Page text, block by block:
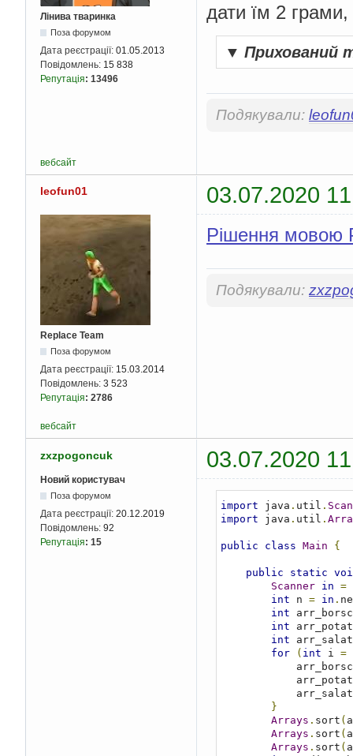
Лінива тваринка
Поза форумом
Дата реєстрації: 01.05.2013
Повідомлень: 15 838
Репутація: 13496
дати їм 2
▼ Прихований
Подякували:
вебсайт
leofun01 03.07.2020
Replace Team
Поза форумом
Дата реєстрації: 15.03.2014
Повідомлень: 3 523
Репутація: 2786
Рішення мовою
Подякували:
вебсайт
zxzpogoncuk 03.07.2020
Новий користувач
Поза форумом
Дата реєстрації: 20.12.2019
Повідомлень: 92
Репутація: 15
import java . util .
import java . util .
public class Main {
public static
Scanner
in =
int n = in .
int
int
int arr_salat
for
( int i =
            arr_salat
}
Arrays . sort (
Arrays . sort (
Arrays . sort (